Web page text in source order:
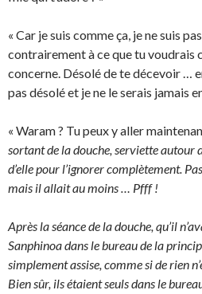
« Car je suis comme ça, je ne suis
contrairement à ce que tu voudrais
concerne. Désolé de te décevoir …
pas désolé et je ne le serais jamais
« Waram ? Tu peux y aller
sortant de la douche, serviette autour
d’elle pour l’ignorer complètement.
mais il allait au moins … Pfff !
Après la séance de la douche, qu’il
Sanphinoa dans le bureau de la
simplement assise, comme si de rien
Bien sûr, ils étaient seuls dans le